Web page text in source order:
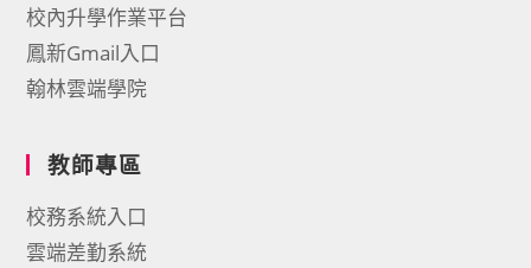
校內升學作業平台
鳳新Gmail入口
翰林雲端學院
教師專區
校務系統入口
雲端差勤系統